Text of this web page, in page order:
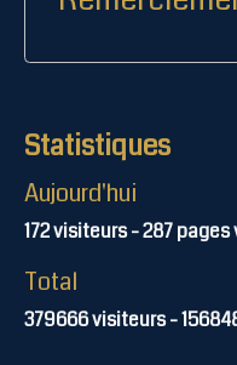
Statistiques
Aujourd'hui
172visiteurs -287pages
Total
379666visiteurs -